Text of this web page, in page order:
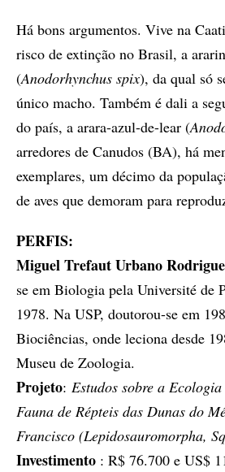
Há bons argumentos. Vive na
risco de extinção no Brasil, a
(Anodorhynchus spix), da qual só
único macho. Também é dali a
do país, a arara-azul-de-lear (
arredores de Canudos (BA), há
exemplares, um décimo da
de aves que demoram para
PERFIS:
Miguel Trefaut Urbano
se em Biologia pela Université de
1978. Na USP, doutorou-se em
Biociências, onde leciona desde
Museu de Zoologia.
Projeto: Estudos sobre a
Fauna de Répteis das Dunas do
Francisco (Lepidosauromorpha,
Investimento : R$ 76.700 e US$